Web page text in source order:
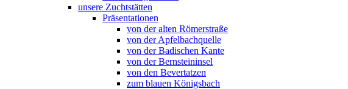
unsere Zuchtstätten
Präsentationen
von der alten Römerstraße
von der Apfelbachquelle
von der Badischen Kante
von der Bernsteininsel
von den Bevertatzen
zum blauen Königsbach